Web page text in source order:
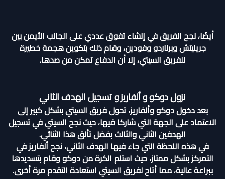
أيضًا، نجح الفريق في إنشاء تفوق عددي على الجانب الأيمن بين
جريليتش وبرناردو وفودين، وقام ذلك بتكوين هجمة خطيرة
للفريق السيتي، إلا أن الدفاع تمكن من صدها.
نزول دوكو و ألفاريز و تسجيل الهدف الثاني
بعد دخول دوكو وألفاريز، تحول فريق السيتي بشكل كبير إلى
الاعتماد على الجهة التي شاركا فيها، حيث نجح السيتي في تسجيل
الهدفين الثاني والثالث بفضل تألق هذا الثنائي.
في هذه اللحظة التي جاء فيها الهدف الثاني، نجح ألفاريز في
التمركز بشكل ممتاز، حيث استلم الكرة من دوكو وقام بتسديدها
ببراعة عالية، مما أتاح لفريق السيتي استعادة التقدم مرة أخرى.